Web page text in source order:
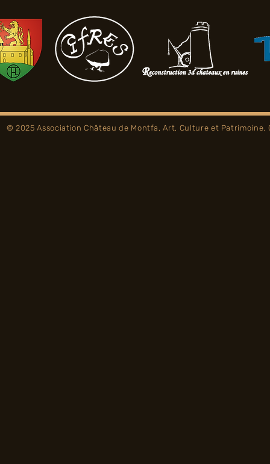
© 2025 Association Château de Montfa, Art, Culture et Patrimoine.